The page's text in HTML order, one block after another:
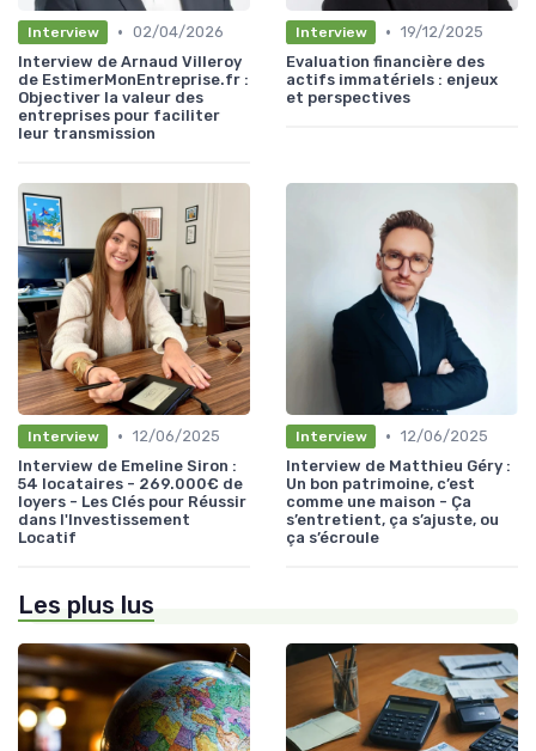
Interview • 02/04/2026
Interview de Arnaud Villeroy
de EstimerMonEntreprise.fr :
Objectiver la valeur des
entreprises pour faciliter
leur transmission
Interview • 19/12/2025
Evaluation financière des
actifs immatériels : enjeux
et perspectives
Interview • 12/06/2025
Interview de Emeline Siron :
54 locataires - 269.000€ de
loyers - Les Clés pour Réussir
dans l'Investissement
Locatif
Interview • 12/06/2025
Interview de Matthieu Géry :
Un bon patrimoine, c’est
comme une maison - Ça
s’entretient, ça s’ajuste, ou
ça s’écroule
Les plus lus